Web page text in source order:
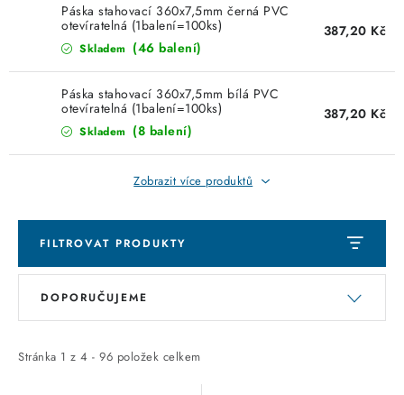
Páska stahovací 360x7,5mm černá PVC
otevíratelná (1balení=100ks)
Skladem (46 balení)
387,20 Kč
Páska stahovací 360x7,5mm bílá PVC
otevíratelná (1balení=100ks)
Skladem (8 balení)
387,20 Kč
Zobrazit více produktů
FILTROVAT PRODUKTY
V
i
Stránka 1 z 4 - 96 položek celkem
Ř
e
DOPORUČUJEME